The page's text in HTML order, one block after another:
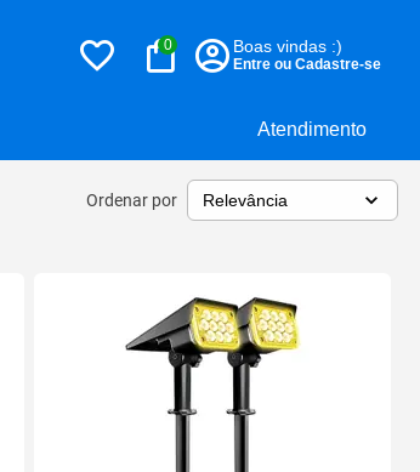
Atendimento
0 Boas vindas :)
Entre ou Cadastre-se
Ordenar por